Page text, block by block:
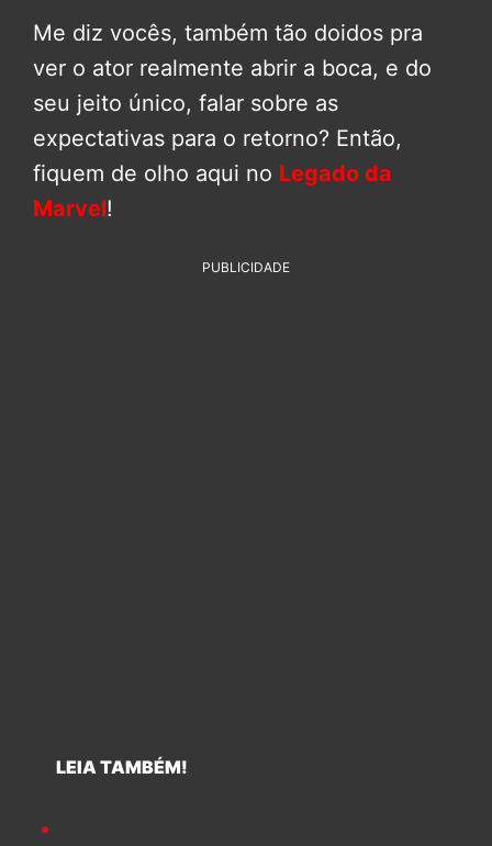
Me diz vocês, também tão doidos pra
ver o ator realmente abrir a boca, e do
seu jeito único, falar sobre as
expectativas para o retorno? Então,
fiquem de olho aqui no Legado da
Marvel!
PUBLICIDADE
LEIA TAMBÉM!